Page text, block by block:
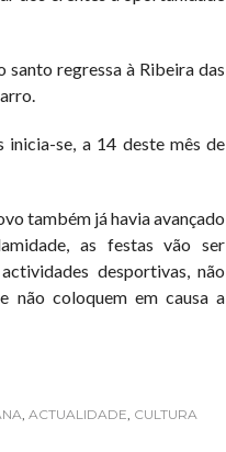
santo regressa à Ribeira das
se, a 14 deste mês de
também já havia avançado
as festas vão ser
desportivas, não
não coloquem em causa a
, ACTUALIDADE, CULTURA